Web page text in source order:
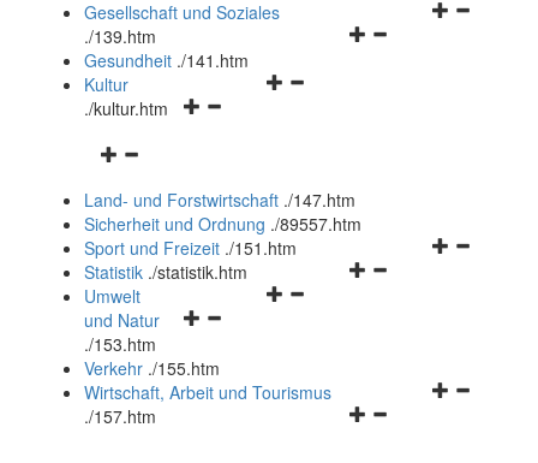
schließen
Navigationsmenü
Gesellschaft und Soziales
./139.htm
Navigationsmenü
Gesundheit ./141.htm
Navigationsmenü
Kultur
./kultur.htm
Navigationsmenü
und
schließen
Land- und Forstwirtschaft ./147.htm
Sicherheit und Ordnung ./89557.htm
Navigationsmenü
Sport und Freizeit ./151.htm
Navigationsmenü
Statistik ./statistik.htm
Navigationsmenü
und
schließen
Umwelt
und Natur
./153.htm
Verkehr ./155.htm
Navigationsmenü
Wirtschaft, Arbeit und Tourismus
./157.htm